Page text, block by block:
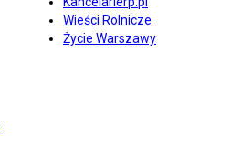
Wieści Rolnicze
Życie Warszawy